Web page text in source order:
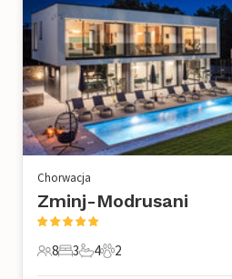
Chorwacja
Zminj-Modrusani
8 Goście
8
3 Sypialnie
3
4 Łazienki
4
2 Zwierzęta domowe
2